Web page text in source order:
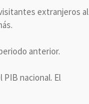
extranjeros al
anterior.
nacional. El